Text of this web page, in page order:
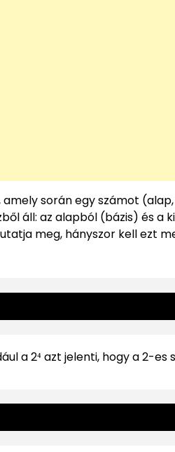
során egy számot (alap,
áll: az alapból (bázis) és a
meg, hányszor kell ezt
a 2⁴ azt jelenti, hogy a 2-